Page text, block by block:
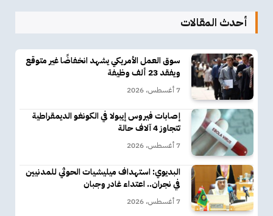
أحدث المقالات
سوق العمل الأمريكي يشهد انخفاضًا غير متوقع
ويفقد 23 ألف وظيفة
7 أغسطس، 2026
إصابات فيروس إيبولا في الكونغو الديمقراطية
تتجاوز 4 آلاف حالة
7 أغسطس، 2026
البديوي: استهداف ميليشيات الحوثي للمدنيين
في نجران.. اعتداء غادر وجبان
7 أغسطس، 2026